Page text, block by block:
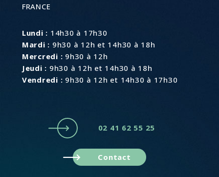
FRANCE
Lundi : 14h30 à 17h30
Mardi : 9h30 à 12h et 14h30 à 18h
Mercredi : 9h30 à 12h
Jeudi : 9h30 à 12h et 14h30 à 18h
Vendredi : 9h30 à 12h et 14h30 à 17h30
02 41 62 55 25
Contact